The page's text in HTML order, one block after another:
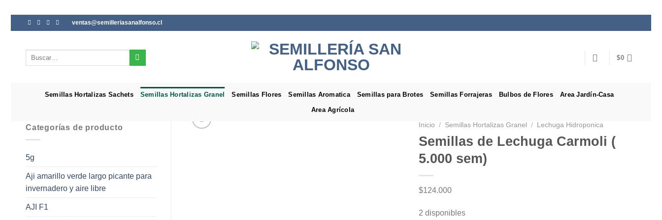
Saltar
al
ventas@semilleriasanalfonso.cl
Buscar
$0
Semillas Hortalizas Sachets Semillas Hortalizas Granel Semillas Flores Semillas Aromatica Semillas para Brotes Semillas Forrajeras Bulbos de Flores Area Jardín-Casa
Area Agrícola
Categorías de producto
5g
Aji amarillo verde largo picante para
invernadero y aire libre
AJI F1
Inicio / Semillas Hortalizas Granel / Lechuga Hidroponica
Semillas de Lechuga Carmoli (
5.000 sem)
$124.000
2 disponibles